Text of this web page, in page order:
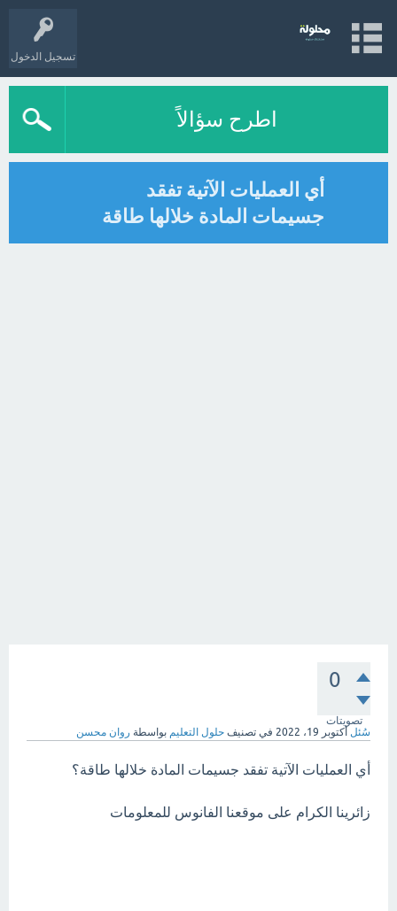
تسجيل الدخول
اطرح سؤالاً
أي العمليات الآتية تفقد
جسيمات المادة خلالها طاقة
0
تصويتات
سُئل أكتوبر 19، 2022 في تصنيف حلول التعليم بواسطة روان محسن
أي العمليات الآتية تفقد جسيمات المادة خلالها طاقة؟
زائرينا الكرام على موقعنا الفانوس للمعلومات